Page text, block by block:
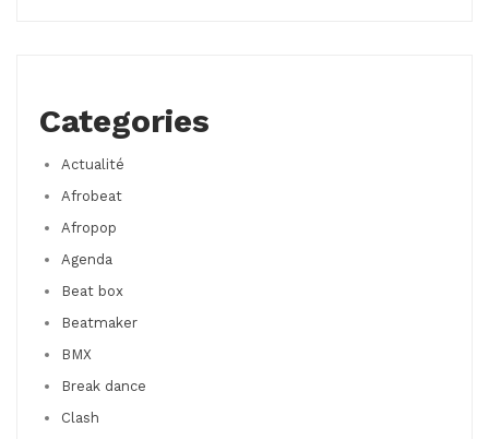
Categories
Actualité
Afrobeat
Afropop
Agenda
Beat box
Beatmaker
BMX
Break dance
Clash